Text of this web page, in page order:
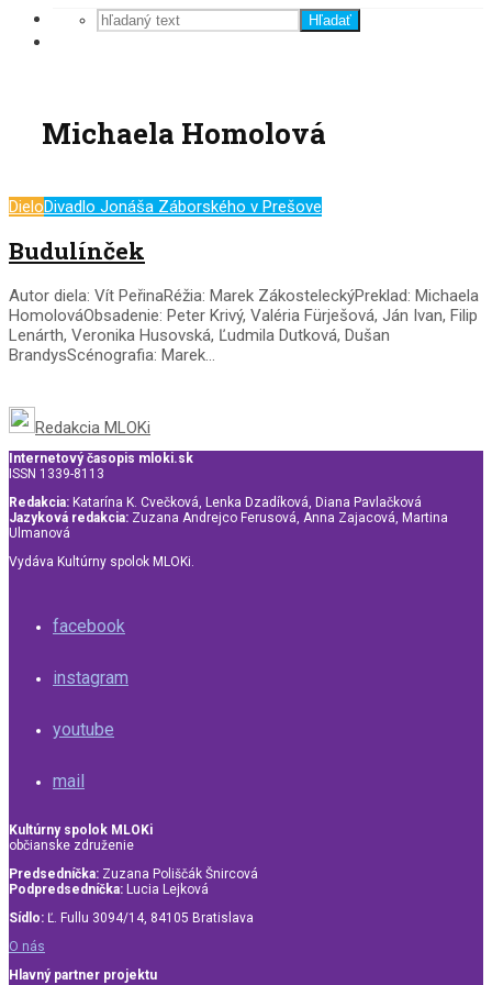
Hľadať
Michaela Homolová
DieloDivadlo Jonáša Záborského v Prešove
Budulínček
Autor diela: Vít PeřinaRéžia: Marek ZákosteleckýPreklad: Michaela
HomolováObsadenie: Peter Krivý, Valéria Fürješová, Ján Ivan, Filip
Lenárth, Veronika Husovská, Ľudmila Dutková, Dušan
BrandysScénografia: Marek...
Redakcia MLOKi
Internetový časopis mloki.sk
ISSN 1339-8113
Redakcia: Katarína K. Cvečková, Lenka Dzadíková, Diana Pavlačková
Jazyková redakcia: Zuzana Andrejco Ferusová, Anna Zajacová, Martina
Ulmanová
Vydáva Kultúrny spolok MLOKi.
facebook
instagram
youtube
mail
Kultúrny spolok MLOKi
občianske združenie
Predsedníčka: Zuzana Poliščák Šnircová
Podpredsedníčka: Lucia Lejková
Sídlo: Ľ. Fullu 3094/14, 84105 Bratislava
O nás
Hlavný partner projektu